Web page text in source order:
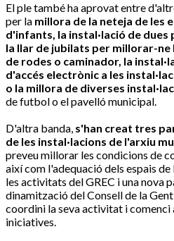
El ple també ha aprovat entre
per la millora de la neteja de les
d'infants, la instal·lació de
la llar de jubilats per millorar-
de rodes o caminador, la
d'accés electrònic a les
o la millora de diverses
de futbol o el pavelló municipal.
D'altra banda, s'han creat tres
de les instal·lacions de l'arxiu
preveu millorar les condicions de
així com l'adequació dels espais
les activitats del GREC i una nova
dinamització del Consell de la Gent
coordini la seva activitat i comenci
iniciatives.